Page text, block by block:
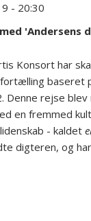
- 20:30
'Andersens
Konsort har
baseret
Denne rejse
en fremmed
- kaldet
digteren, og